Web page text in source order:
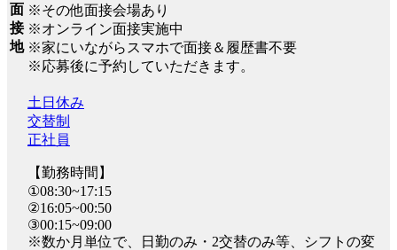
面
接
地
※その他面接会場あり
※オンライン面接実施中
※家にいながらスマホで面接＆履歴書不要
※応募後に予約していただきます。
土日休み
交替制
正社員
【勤務時間】
①08:30~17:15
②16:05~00:50
③00:15~09:00
※数か月単位で、日勤のみ・2交替のみ等、シフトの変